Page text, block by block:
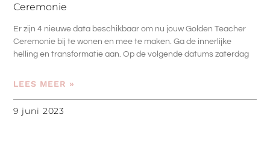
Ceremonie
Er zijn 4 nieuwe data beschikbaar om nu jouw Golden Teacher
Ceremonie bij te wonen en mee te maken. Ga de innerlijke
helling en transformatie aan. Op de volgende datums zaterdag
LEES MEER »
9 juni 2023